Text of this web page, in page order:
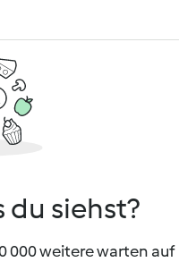
du siehst?
000 weitere warten auf